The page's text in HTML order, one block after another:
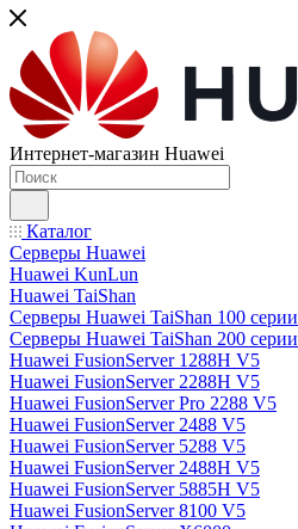
Интернет-магазин Huawei
Каталог
Серверы Huawei
Huawei KunLun
Huawei TaiShan
Серверы Huawei TaiShan 100 серии
Серверы Huawei TaiShan 200 серии
Huawei FusionServer 1288H V5
Huawei FusionServer 2288H V5
Huawei FusionServer Pro 2288 V5
Huawei FusionServer 2488 V5
Huawei FusionServer 5288 V5
Huawei FusionServer 2488H V5
Huawei FusionServer 5885H V5
Huawei FusionServer 8100 V5